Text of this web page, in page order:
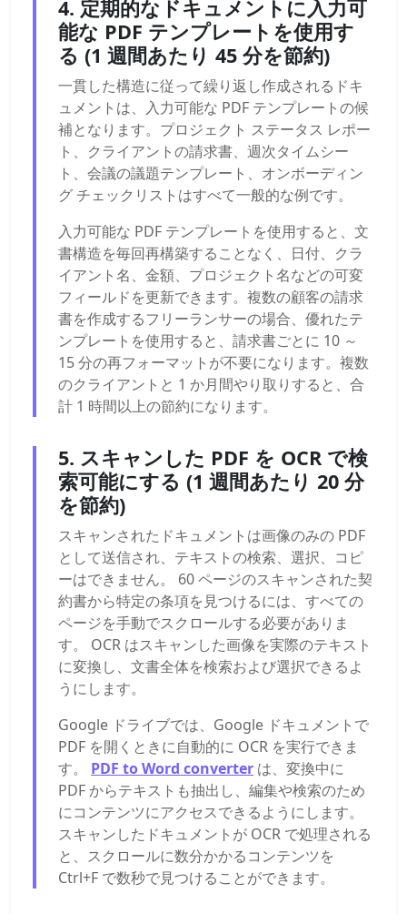
4. 定期的なドキュメントに入力可
能な PDF テンプレートを使用す
る (1 週間あたり 45 分を節約)
一貫した構造に従って繰り返し作成されるドキ
ュメントは、入力可能な PDF テンプレートの候
補となります。プロジェクト ステータス レポー
ト、クライアントの請求書、週次タイムシー
ト、会議の議題テンプレート、オンボーディン
グ チェックリストはすべて一般的な例です。
入力可能な PDF テンプレートを使用すると、文
書構造を毎回再構築することなく、日付、クラ
イアント名、金額、プロジェクト名などの可変
フィールドを更新できます。複数の顧客の請求
書を作成するフリーランサーの場合、優れたテ
ンプレートを使用すると、請求書ごとに 10 ～
15 分の再フォーマットが不要になります。複数
のクライアントと 1 か月間やり取りすると、合
計 1 時間以上の節約になります。
5. スキャンした PDF を OCR で検
索可能にする (1 週間あたり 20 分
を節約)
スキャンされたドキュメントは画像のみの PDF
として送信され、テキストの検索、選択、コピ
ーはできません。 60 ページのスキャンされた契
約書から特定の条項を見つけるには、すべての
ページを手動でスクロールする必要がありま
す。 OCR はスキャンした画像を実際のテキスト
に変換し、文書全体を検索および選択できるよ
うにします。
Google ドライブでは、Google ドキュメントで
PDF を開くときに自動的に OCR を実行できま
す。 PDF to Word converter は、変換中に
PDF からテキストも抽出し、編集や検索のため
にコンテンツにアクセスできるようにします。
スキャンしたドキュメントが OCR で処理される
と、スクロールに数分かかるコンテンツを
Ctrl+F で数秒で見つけることができます。